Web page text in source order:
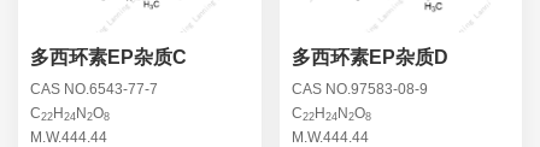
多西环素EP杂质C
CAS NO.6543-77-7
C22 H 24 N 2O8
M.W.444.44
多西环素EP杂质D
CAS NO.97583-08-9
C22H 24 N 2O8
M.W.444.44